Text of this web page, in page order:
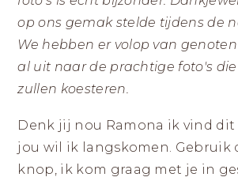
op ons gemak stelde tijdens de
We hebben er volop van
al uit naar de prachtige foto's
zullen koesteren.
Denk jij nou Ramona ik vind dit
jou wil ik langskomen. Gebruik
knop, ik kom graag met je in